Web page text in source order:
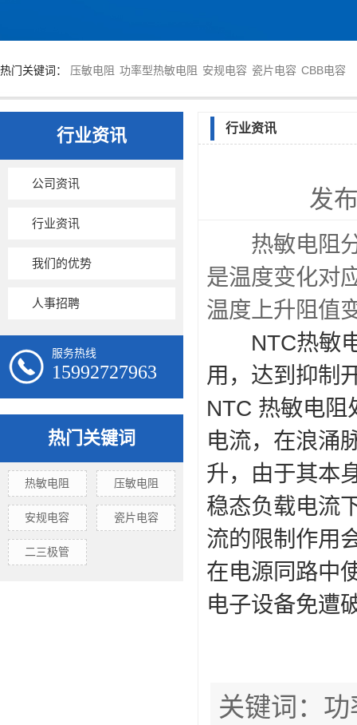
热门关键词： 压敏电阻 功率型热敏电阻 安规电容 瓷片电容 CBB电容
行业资讯
公司资讯
行业资讯
我们的优势
人事招聘
服务热线
15992727963
热门关键词
热敏电阻 压敏电阻
安规电容 瓷片电容
二三极管
行业资讯
发
热敏电阻分
是温度变化对
温度上升阻值
NTC热敏
用，达到抑制
NTC 热敏电阻
电流，在浪涌
升，由于其本
稳态负载电流
流的限制作用
在电源同路中
电子设备免遭
关键词：